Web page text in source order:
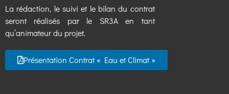
La rédaction, le suivi et le bilan du contrat
seront réalisés par le SR3A en tant
qu’animateur du projet.
Présentation Contrat « Eau et Climat »